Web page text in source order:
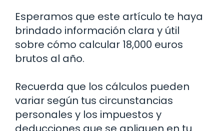
Esperamos que este artículo te haya
brindado información clara y útil
sobre cómo calcular 18,000 euros
brutos al año.
Recuerda que los cálculos pueden
variar según tus circunstancias
personales y los impuestos y